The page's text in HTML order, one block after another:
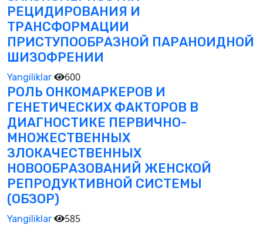
РЕЦИДИРОВАНИЯ И
ТРАНСФОРМАЦИИ
ПРИСТУПООБРАЗНОЙ ПАРАНОИДНОЙ
ШИЗОФРЕНИИ
Yangiliklar 600
РОЛЬ ОНКОМАРКЕРОВ И
ГЕНЕТИЧЕСКИХ ФАКТОРОВ В
ДИАГНОСТИКЕ ПЕРВИЧНО-
МНОЖЕСТВЕННЫХ
ЗЛОКАЧЕСТВЕННЫХ
НОВООБРАЗОВАНИЙ ЖЕНСКОЙ
РЕПРОДУКТИВНОЙ СИСТЕМЫ
(ОБЗОР)
Yangiliklar 585